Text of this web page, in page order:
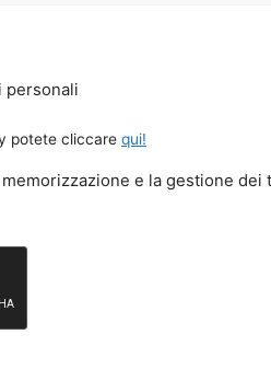
personali
potete cliccare qui!
e la gestione dei